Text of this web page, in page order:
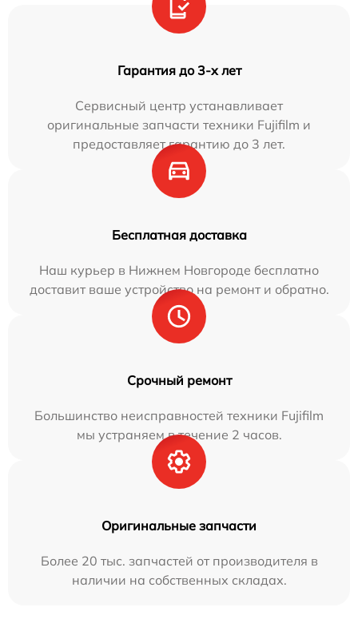
Гарантия до 3-х лет
Сервисный центр устанавливает
оригинальные запчасти техники Fujifilm и
предоставляет гарантию до 3 лет.
Бесплатная доставка
Наш курьер в Нижнем Новгороде бесплатно
доставит ваше устройство на ремонт и обратно.
Срочный ремонт
Большинство неисправностей техники Fujifilm
мы устраняем в течение 2 часов.
Оригинальные запчасти
Более 20 тыс. запчастей от производителя в
наличии на собственных складах.